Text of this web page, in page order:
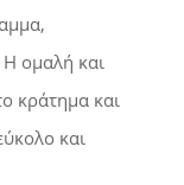
Η ομαλή και
κράτημα και
και